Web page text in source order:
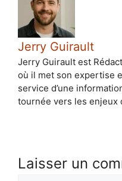
Jerry Guirault
Jerry Guirault est
où il met son expertise
service d’une
tournée vers les enjeux
Laisser un